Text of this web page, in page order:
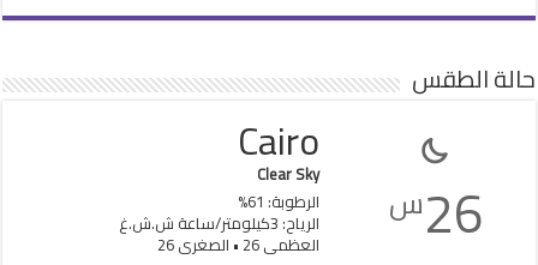
حالة الطقس
26س
Cairo
Clear Sky
الرطوبة: 61%
الرياح: 3كيلومتر/ساعة ش.ش.غ
العظمى 26 • الصغرى 26